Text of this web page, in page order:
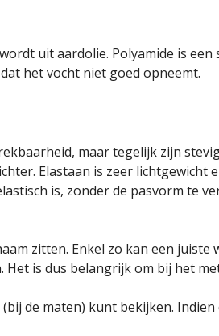
uit aardolie. Polyamide is
het vocht niet goed opneemt.
maar tegelijk zijn
Elastaan is zeer lichtgewicht
is, zonder de pasvorm te
zitten. Enkel zo kan een
is dus belangrijk om bij het
de maten) kunt bekijken.